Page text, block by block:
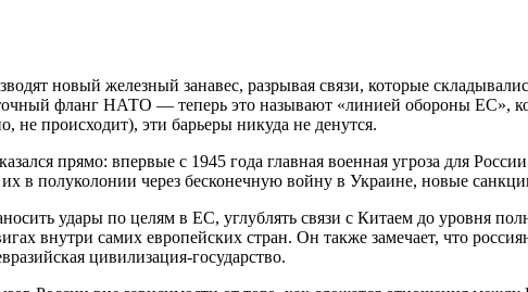
новый железный занавес, разрывая связи, которые
фланг НАТО — теперь это называют «линией обороны ЕС»,
происходит), эти барьеры никуда не денутся.
прямо: впервые с 1945 года главная военная угроза для
в полуколонии через бесконечную войну в Украине, новые
удары по целям в ЕС, углублять связи с Китаем до уровня
внутри самих европейских стран. Он также замечает, что
цивилизация-государство.